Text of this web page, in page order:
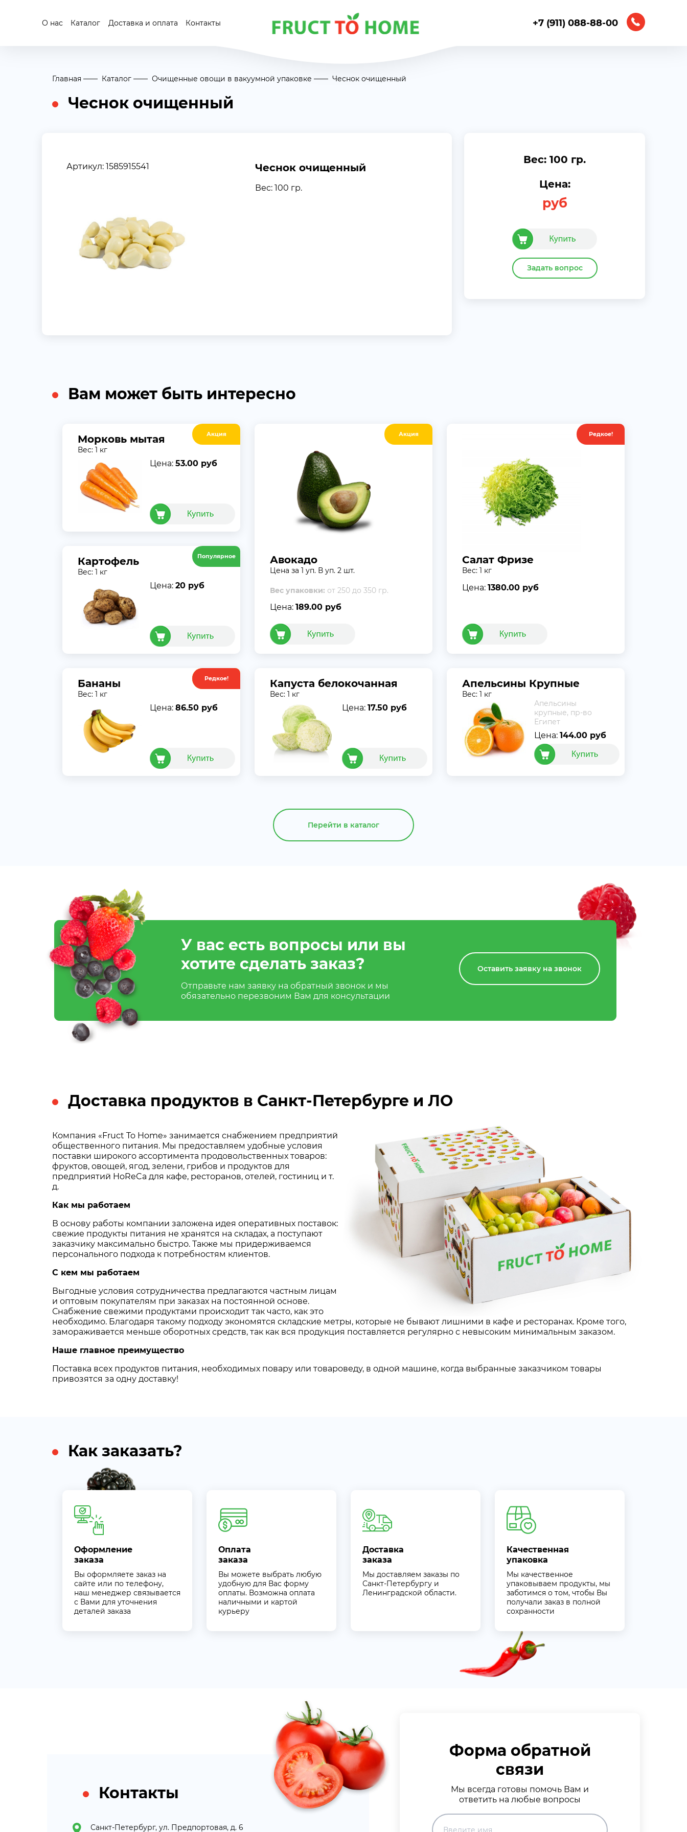
О нас Каталог Доставка и оплата Контакты +7 (911) 088-88-00
Главная Каталог Очищенные овощи в вакуумной упаковке Чеснок очищенный
Чеснок очищенный
Артикул: 1585915541 Чеснок очищенный
Вес: 100 гр.
Вес: 100 гр.
Цена:
руб
Задать вопрос
Вам может быть интересно
Акция
Морковь мытая
Вес: 1 кг
Цена: 53.00 руб
Акция
Авокадо
Цена за 1 уп. В уп. 2 шт.
Вес упаковки: от 250 до 350 гр.
Цена: 189.00 руб
Редкое!
Салат Фризе
Вес: 1 кг
Цена: 1380.00 руб
Популярное
Картофель
Вес: 1 кг
Цена: 20 руб
Акция
Редкое!
Бананы
Вес: 1 кг
Цена: 86.50 руб
Капуста белокочанная
Вес: 1 кг
Цена: 17.50 руб
Апельсины Крупные
Вес: 1 кг
Апельсины
крупные, пр-во
Египет
Цена: 144.00 руб
Перейти в каталог
У вас есть вопросы или вы
хотите сделать заказ?
Отправьте нам заявку на обратный звонок и мы
обязательно перезвоним Вам для консультации
Оставить заявку на звонок
Доставка продуктов в Санкт-Петербурге и ЛО
Компания «Fruct To Home» занимается снабжением предприятий
общественного питания. Мы предоставляем удобные условия
поставки широкого ассортимента продовольственных товаров:
фруктов, овощей, ягод, зелени, грибов и продуктов для
предприятий HoReCa для кафе, ресторанов, отелей, гостиниц и т.
д.
Как мы работаем
В основу работы компании заложена идея оперативных поставок:
свежие продукты питания не хранятся на складах, а поступают
заказчику максимально быстро. Также мы придерживаемся
персонального подхода к потребностям клиентов.
С кем мы работаем
Выгодные условия сотрудничества предлагаются частным лицам
и оптовым покупателям при заказах на постоянной основе.
Снабжение свежими продуктами происходит так часто, как это
необходимо. Благодаря такому подходу экономятся складские метры, которые не бывают лишними в кафе и ресторанах. Кроме того,
замораживается меньше оборотных средств, так как вся продукция поставляется регулярно с невысоким минимальным заказом.
Наше главное преимущество
Поставка всех продуктов питания, необходимых повару или товароведу, в одной машине, когда выбранные заказчиком товары
привозятся за одну доставку!
Как заказать?
Оформление
заказа
Вы оформляете заказ на
сайте или по телефону,
наш менеджер связывается
с Вами для уточнения
деталей заказа
Оплата
заказа
Вы можете выбрать любую
удобную для Вас форму
оплаты. Возможна оплата
наличными и картой
курьеру
Доставка
заказа
Мы доставляем заказы по
Санкт-Петербургу и
Ленинградской области.
Качественная
упаковка
Мы качественное
упаковываем продукты, мы
заботимся о том, чтобы Вы
получали заказ в полной
сохранности
Контакты
Санкт-Петербург, ул. Предпортовая, д. 6
Форма обратной
связи
Мы всегда готовы помочь Вам и
ответить на любые вопросы